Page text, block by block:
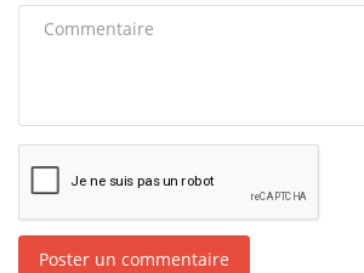
Poster un commentaire